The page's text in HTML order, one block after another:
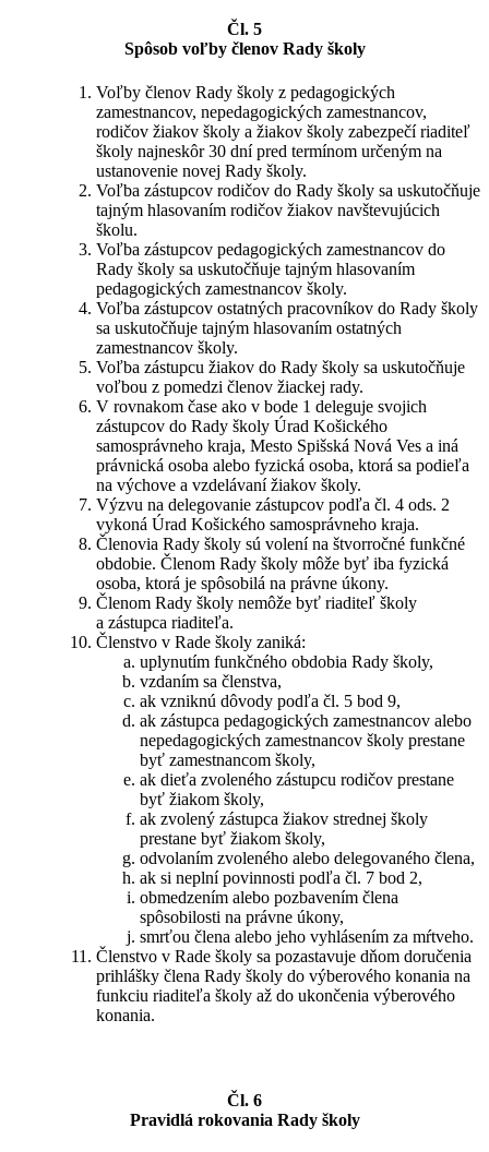
Čl. 5
Spôsob voľby členov Rady školy
Voľby členov Rady školy z pedagogických
zamestnancov, nepedagogických zamestnancov,
rodičov žiakov školy a žiakov školy zabezpečí riaditeľ
školy najneskôr 30 dní pred termínom určeným na
ustanovenie novej Rady školy.
Voľba zástupcov rodičov do Rady školy sa uskutočňuje
tajným hlasovaním rodičov žiakov navštevujúcich
školu.
Voľba zástupcov pedagogických zamestnancov do
Rady školy sa uskutočňuje tajným hlasovaním
pedagogických zamestnancov školy.
Voľba zástupcov ostatných pracovníkov do Rady školy
sa uskutočňuje tajným hlasovaním ostatných
zamestnancov školy.
Voľba zástupcu žiakov do Rady školy sa uskutočňuje
voľbou z pomedzi členov žiackej rady.
V rovnakom čase ako v bode 1 deleguje svojich
zástupcov do Rady školy Úrad Košického
samosprávneho kraja, Mesto Spišská Nová Ves a iná
právnická osoba alebo fyzická osoba, ktorá sa podieľa
na výchove a vzdelávaní žiakov školy.
Výzvu na delegovanie zástupcov podľa čl. 4 ods. 2
vykoná Úrad Košického samosprávneho kraja.
Členovia Rady školy sú volení na štvorročné funkčné
obdobie. Členom Rady školy môže byť iba fyzická
osoba, ktorá je spôsobilá na právne úkony.
Členom Rady školy nemôže byť riaditeľ školy
a zástupca riaditeľa.
Členstvo v Rade školy zaniká:
uplynutím funkčného obdobia Rady školy,
vzdaním sa členstva,
ak vzniknú dôvody podľa čl. 5 bod 9,
ak zástupca pedagogických zamestnancov alebo
nepedagogických zamestnancov školy prestane
byť zamestnancom školy,
ak dieťa zvoleného zástupcu rodičov prestane
byť žiakom školy,
ak zvolený zástupca žiakov strednej školy
prestane byť žiakom školy,
odvolaním zvoleného alebo delegovaného člena,
ak si neplní povinnosti podľa čl. 7 bod 2,
obmedzením alebo pozbavením člena
spôsobilosti na právne úkony,
smrťou člena alebo jeho vyhlásením za mŕtveho.
Členstvo v Rade školy sa pozastavuje dňom doručenia
prihlášky člena Rady školy do výberového konania na
funkciu riaditeľa školy až do ukončenia výberového
konania.
Čl. 6
Pravidlá rokovania Rady školy